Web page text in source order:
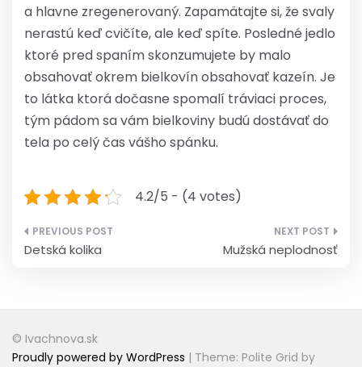
a hlavne zregenerovaný. Zapamätajte si, že svaly
nerastú keď cvičíte, ale keď spíte. Posledné jedlo
ktoré pred spaním skonzumujete by malo
obsahovať okrem bielkovín obsahovať kazeín. Je
to látka ktorá dočasne spomalí tráviaci proces,
tým pádom sa vám bielkoviny budú dostávať do
tela po celý čas vášho spánku.
4.2/5 - (4 votes)
Navigácia
Detská kolika Mužská neplodnosť
© Ivachnova.sk
Proudly powered by WordPress | Theme: Polite Grid by